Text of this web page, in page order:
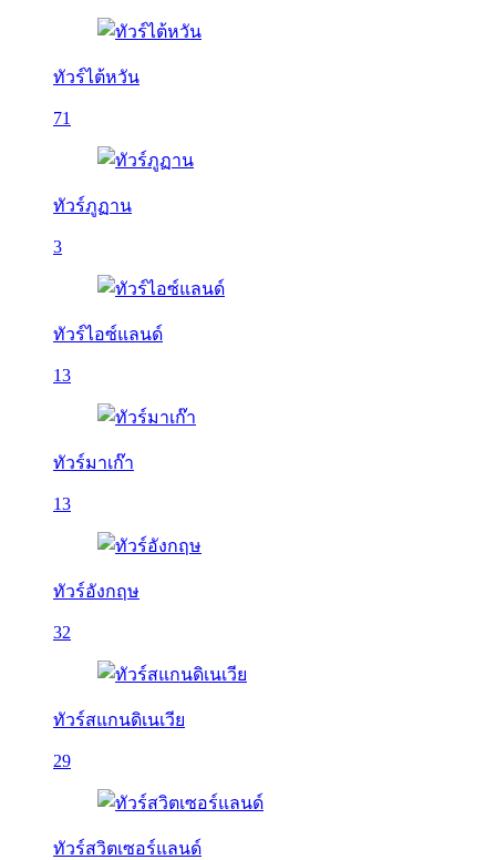
ทัวร์ไต้หวัน
71
ทัวร์ภูฏาน
3
ทัวร์ไอซ์แลนด์
13
ทัวร์มาเก๊า
13
ทัวร์อังกฤษ
32
ทัวร์สแกนดิเนเวีย
29
ทัวร์สวิตเซอร์แลนด์